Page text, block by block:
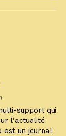
support qui
l’actualité
est un journal